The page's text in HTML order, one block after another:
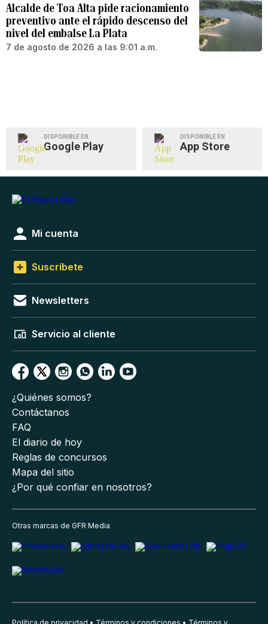
Alcalde de Toa Alta pide racionamiento
preventivo ante el rápido descenso del
nivel del embalse La Plata
7 de agosto de 2026 a las 9:01 a.m.
DISPONIBLE EN
Google Play
DISPONIBLE EN
App Store
Mi cuenta
Suscríbete
Newsletters
Servicio al cliente
¿Quiénes somos?
Contáctanos
FAQ
El diario de hoy
Reglas de concursos
Mapa del sitio
¿Por qué confiar en nosotros?
Otras marcas de GFR Media